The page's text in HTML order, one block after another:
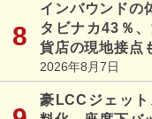
インバウンドの
タビナカ43％
貨店の現地接
2026年8月7日
豪LCCジェッ